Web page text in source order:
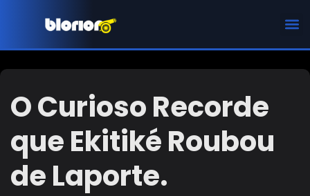
O Curioso Recorde
que Ekitiké Roubou
de Laporte.